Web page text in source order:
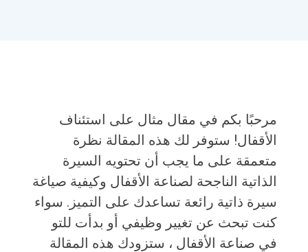
مرحبًا بكم في مقال مثال على استئناف
الأقفال! ستوفر لك هذه المقالة نظرة
متعمقة على ما يجب أن تحتويه السيرة
الذاتية الناجحة لصناعة الأقفال وكيفية صياغة
سيرة ذاتية رائعة تساعدك على التميز. سواء
كنت تبحث عن تغيير وظيفي أو بدأت للتو
في صناعة الأقفال ، ستزودك هذه المقالة